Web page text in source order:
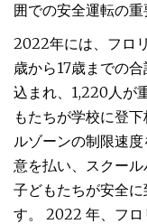
囲での安全運転の重
2022年には、フロ
歳から17歳までの
込まれ、1,220人が
もたちが学校に登
ルゾーンの制限速
意を払い、スクール
子どもたちが安全
す。 2022 年、フロ